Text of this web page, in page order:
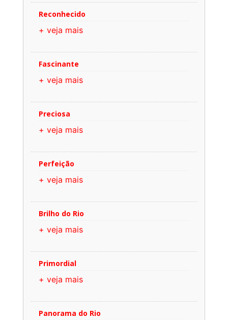
Reconhecido
+ veja mais
Fascinante
+ veja mais
Preciosa
+ veja mais
Perfeição
+ veja mais
Brilho do Rio
+ veja mais
Primordial
+ veja mais
Panorama do Rio